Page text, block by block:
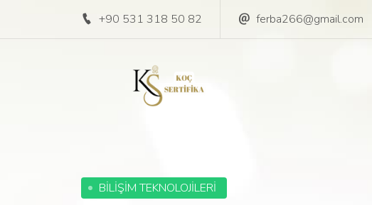
+90 531 318 50 82 ferba266@gmail.com
BİLİŞİM TEKNOLOJİLERİ